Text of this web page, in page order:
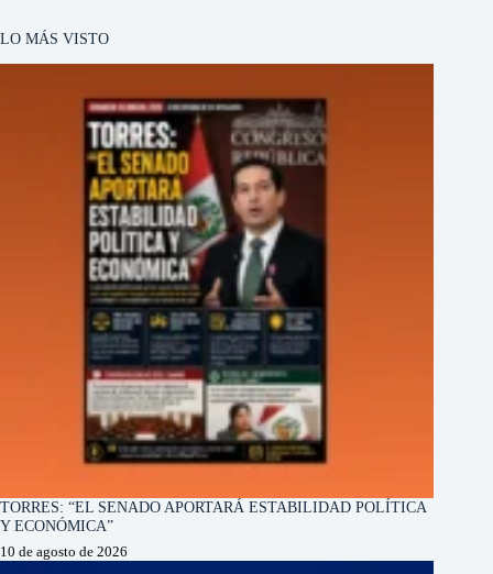
LO MÁS VISTO
TORRES: “EL SENADO APORTARÁ ESTABILIDAD POLÍTICA
Y ECONÓMICA”
10 de agosto de 2026